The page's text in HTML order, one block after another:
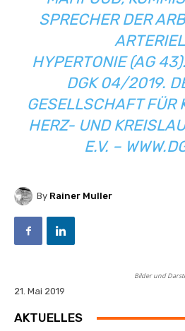
SPRECHER DER
HYPERTONIE (AG
DGK 04/2019.
GESELLSCHAFT FÜR
HERZ- UND
E.V. –
By Rainer Muller
Bilder und
21. Mai 2019
AKTUELLES